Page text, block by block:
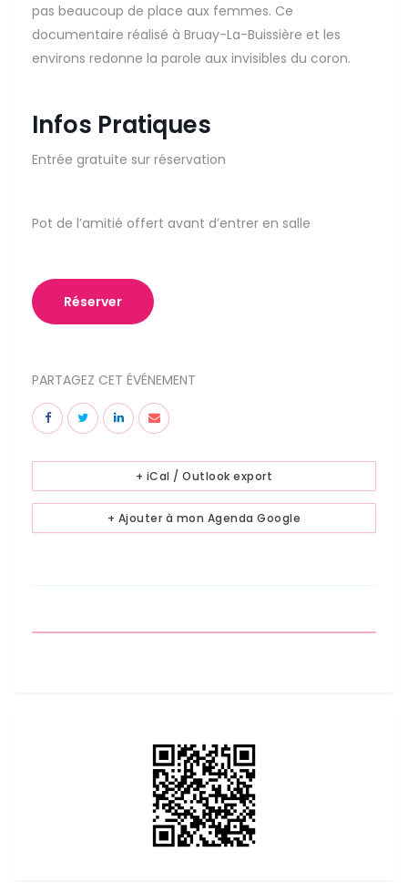
pas beaucoup de place aux femmes. Ce
documentaire réalisé à Bruay-La-Buissière et les
environs redonne la parole aux invisibles du coron.
Infos Pratiques
Entrée gratuite sur réservation
Pot de l’amitié offert avant d’entrer en salle
Réserver
PARTAGEZ CET ÉVÉNEMENT
+ Ajouter à mon Agenda Google
+ iCal / Outlook export